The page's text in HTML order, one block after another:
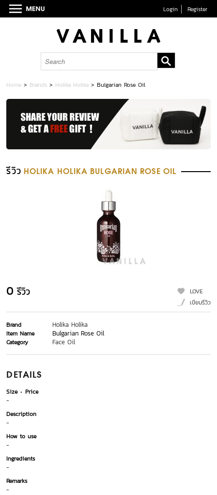
Login Register
Home > Brands > Holika Holika >Bulgarian Rose Oil
รีวิว HOLIKA HOLIKA BULGARIAN ROSE OIL
0 รีวิว
LOVE
เขียนรีวิว
Brand Holika Holika
Item Name Bulgarian Rose Oil
Category Face Oil
DETAILS
Size
Price
-
Description
-
How to use
-
Ingredients
-
Remarks
-